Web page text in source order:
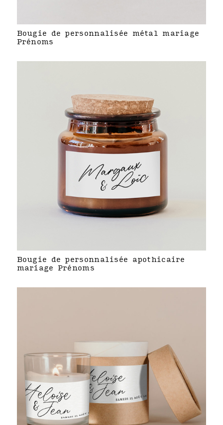
Bougie de personnalisée métal mariage
Prénoms
Bougie de personnalisée apothicaire
mariage Prénoms